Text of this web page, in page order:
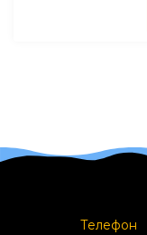
Телефон